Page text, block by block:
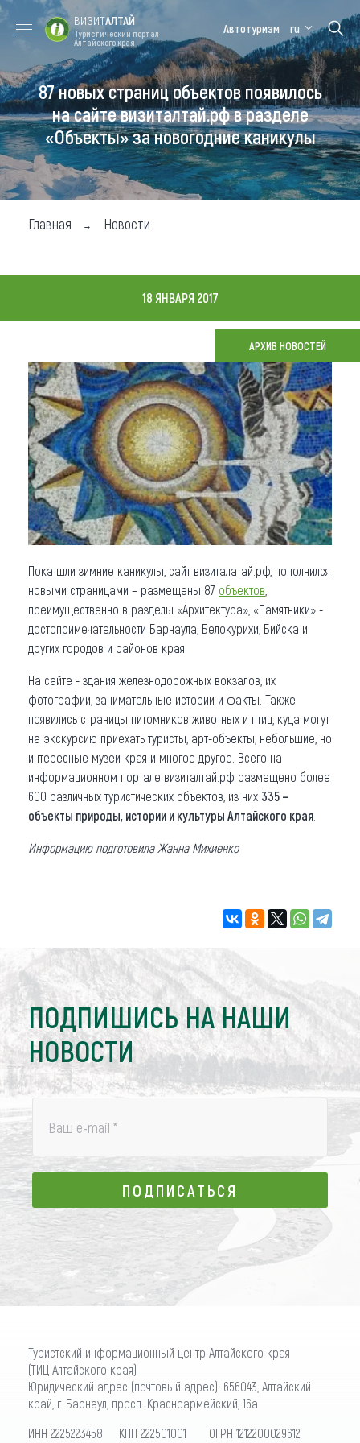
Форум VISIT
ALTAI
Цветение
маральника
Медицинский
форум
Алтайская
зимовка
Туры
Где побывать
Чем заняться
Карта
Что привезти (сувениры)
О регионе
Коллекция впечатлений
Другие рубрики
ВИЗИТАЛТАЙ
Туристический портал
Алтайского края
Автотуризм ru
87 новых страниц объектов появилось
на сайте визиталтай.рф в разделе
«Объекты» за новогодние каникулы
Главная Новости
18 ЯНВАРЯ 2017
АРХИВ НОВОСТЕЙ
Пока шли зимние каникулы, сайт визиталатай.рф, пополнился
новыми страницами – размещены 87 объектов
преимущественно в разделы «Архитектура», «Памятники» -
достопримечательности Барнаула, Белокурихи, Бийска и
других городов и районов края.
На сайте - здания железнодорожных вокзалов, их
фотографии, занимательные истории и факты. Также
появились страницы питомников животных и птиц, куда могут
на экскурсию приехать туристы, арт-объекты, небольшие, но
интересные музеи края и многое другое. Всего на
информационном портале визиталтай.рф размещено более
600 различных туристических объектов, из них 335 –
объекты природы, истории и культуры Алтайского края
Информацию подготовила Жанна Михиенко
ПОДПИШИСЬ НА НАШИ
НОВОСТИ
Ваш e-mail *
ПОДПИСАТЬСЯ
ПОДПИСАТЬСЯ
Туристский информационный центр Алтайского края
(ТИЦ Алтайского края)
Юридический адрес (почтовый адрес): 656043, Алтайский
край, г. Барнаул, просп. Красноармейский, 16а
ИНН 2225223458 КПП 222501001 ОГРН 1212200029612